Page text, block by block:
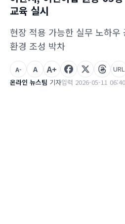
교육 실시
현장 적용 가능한 실무 노하
환경 조성 박차
온라인 뉴스팀 기자입력 2026-05-11
A- A A+ URL